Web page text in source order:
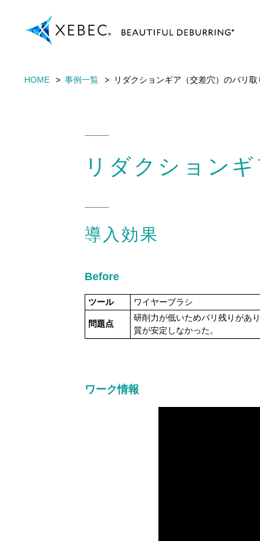
HOME 事例一覧 リダクションギア（交差穴）のバリ
リダクション
導入効果
Before
ツール ワイヤーブラシ
問題点
研削力が低いためバリ残りがあ
質が安定しなかった。
ワーク情報